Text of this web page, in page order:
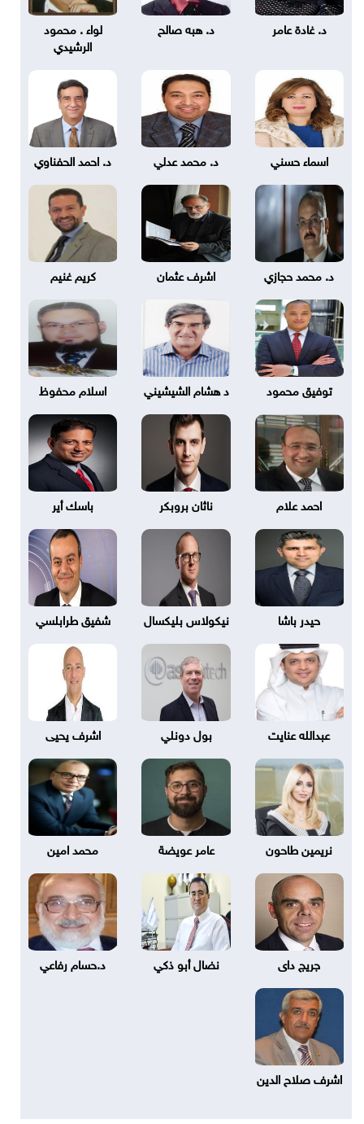
د. غادة عامر د. هبه صالح
لواء . محمود
الرشيدي
اسماء حسني د. محمد عدلي د. احمد الحفناوي
د. محمد حجازي اشرف عثمان كريم غنيم
توفيق محمود د هشام الشيشيني اسلام محفوظ
احمد علام ناثان بروبكر باسك أير
حيدر باشا نيكولاس بليكسال شفيق طرابلسي
عبدالله عنايت بول دونلي اشرف يحيى
نريمين طاحون عامر عويضة محمد امين
جريج داى نضال أبو ذكي د.حسام رفاعي
اشرف صلاح الدين